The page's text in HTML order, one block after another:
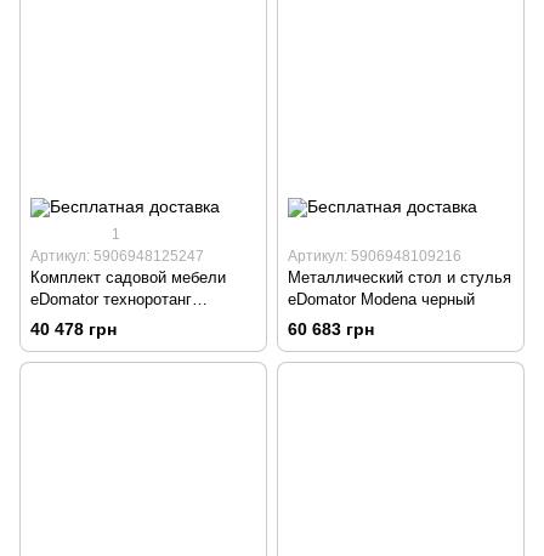
1
Артикул: 5906948125247
Комплект садовой мебели
eDomator техноротанг
PORTO, серый, 7 предметов
40 478 грн
Артикул: 5906948109216
Металлический стол и стулья
eDomator Modena черный
60 683 грн